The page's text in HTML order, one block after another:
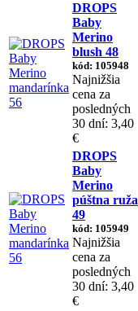
DROPS
Baby
Merino
blush 48
kód: 105948
Najnižšia
cena za
posledných
30 dní: 3,40
€
DROPS
Baby
Merino
púštna ruža
49
kód: 105949
Najnižšia
cena za
posledných
30 dní: 3,40
€